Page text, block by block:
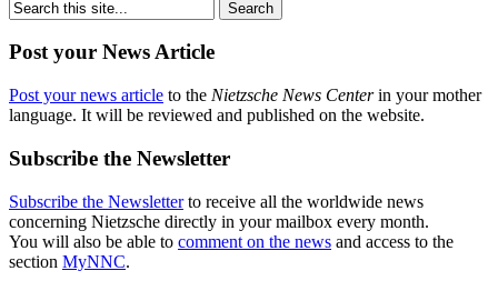
Post your News Article
Post your news article to the Nietzsche News Centerin your mother
language. It will be reviewed and published on the website.
Subscribe the Newsletter
Subscribe the Newsletterto receive all the worldwide news
concerning Nietzsche directly in your mailbox every month.
You will also be able to comment on the news and access to the
section MyNNC.